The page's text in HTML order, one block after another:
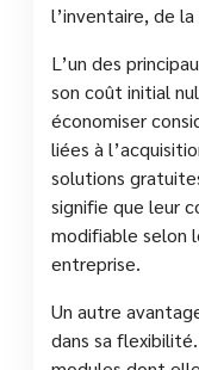
l’inventaire, de
L’un des
son coût initial
économiser
liées à
solutions
signifie que leur
modifiable selon
entreprise.
Un autre
dans sa